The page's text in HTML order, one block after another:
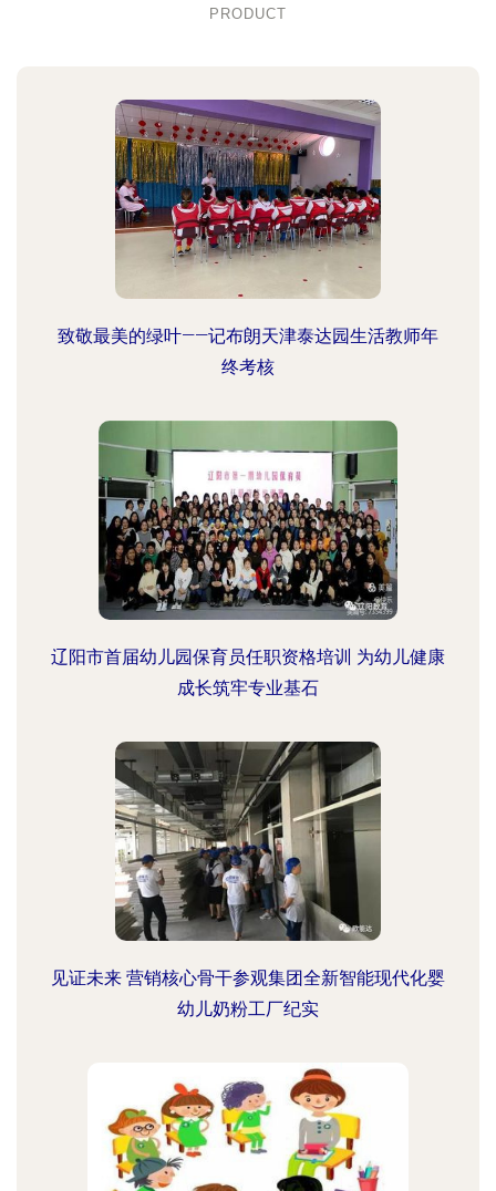
PRODUCT
致敬最美的绿叶——记布朗天津泰达园生活教师年
终考核
辽阳市首届幼儿园保育员任职资格培训 为幼儿健康
成长筑牢专业基石
见证未来 营销核心骨干参观集团全新智能现代化婴
幼儿奶粉工厂纪实